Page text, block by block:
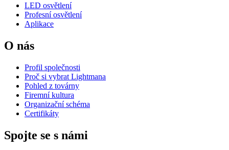
LED osvětlení
Profesní osvětlení
Aplikace
O nás
Profil společnosti
Proč si vybrat Lightmana
Pohled z továrny
Firemní kultura
Organizační schéma
Certifikáty
Spojte se s námi